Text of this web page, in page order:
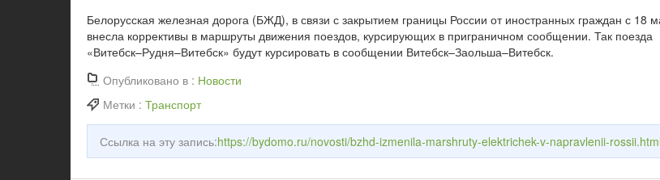
Белорусская железная дорога (БЖД), в связи с закрытием границы России от иностранных граждан с 18
внесла коррективы в маршруты движения поездов, курсирующих в приграничном сообщении. Так поезда
«Витебск–Рудня–Витебск» будут курсировать в сообщении Витебск–Заольша–Витебск.
Опубликовано в : Новости
Метки : Транспорт
Ссылка на эту запись:https://bydomo.ru/novosti/bzhd-izmenila-marshruty-elektrichek-v-napravlenii-rossii.html